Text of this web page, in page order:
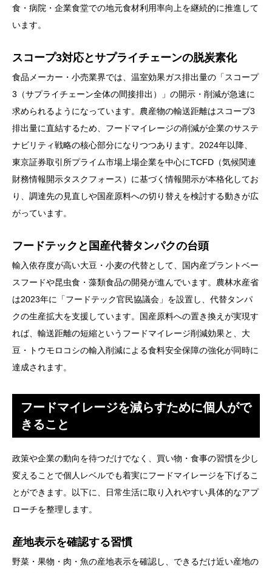
食・病院・企業食堂での地元食材利用率向上を継続的に推進して
います。
スコープ3対応とサプライチェーンの脱炭素化
食品メーカー・小売業界では、温室効果ガス排出量の「スコープ
3（サプライチェーン全体の間接排出）」の開示・削減が急速に
求められるようになっています。農産物の輸送距離はスコープ3
排出量に直結するため、フードマイレージの削減が企業のサステ
ナビリティ戦略の核心部分になりつつあります。2024年以降、
東京証券取引所プライム市場上場企業を中心にTCFD（気候関連
財務情報開示タスクフォース）に基づく情報開示が本格化してお
り、調達先の見直しや国産原料への切り替えを検討する動きが広
がっています。
フードテックと国産代替タンパクの台頭
輸入依存度が高い大豆・小麦の代替として、国内産プラントベー
スフードや昆虫食・藻類食品の開発が進んでいます。農林水産省
は2023年に「フードテック官民協議会」を設置し、代替タンパ
クの生産拡大を支援しています。国産原料への置き換えが実現す
れば、輸送距離の短縮というフードマイレージ削減効果と、大
豆・トウモロコシの輸入削減による食料安全保障の強化が同時に
達成されます。
フードマイレージを減らすために個人がで
きること
政策や企業の動向を待つだけでなく、買い物・食事の習慣を少し
変えることで個人レベルでも着実にフードマイレージを下げるこ
とができます。以下に、日常生活に取り入れやすい具体的なアプ
ローチを整理します。
産地表示を確認する習慣
野菜・果物・肉・魚の産地表示を確認し、できるだけ近い産地の